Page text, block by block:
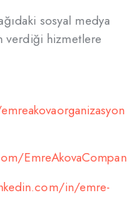
sosyal medya
verdiği hizmetlere
EmreAkovaCompan
in/emre-